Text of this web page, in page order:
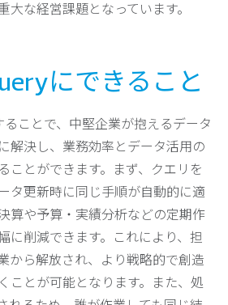
大な経営課題となっています。
にできること
ることで、中堅企業が抱えるデータ
解決し、業務効率とデータ活用の
ことができます。まず、クエリを
タ更新時に同じ手順が自動的に適
算や予算・実績分析などの定期作
に削減できます。これにより、担
から解放され、より戦略的で創造
ことが可能となります。また、処